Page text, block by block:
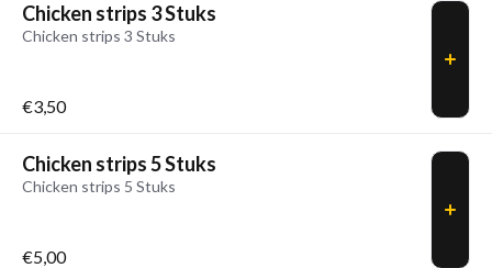
Chicken strips 3 Stuks
Chicken strips 3 Stuks
€3,50
Chicken strips 5 Stuks
Chicken strips 5 Stuks
€5,00